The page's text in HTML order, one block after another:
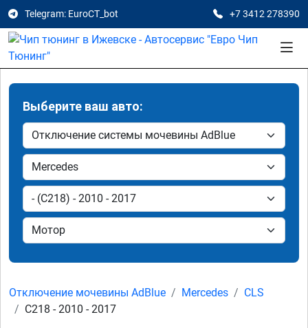
Telegram: EuroCT_bot +7 3412 278390
Выберите ваш авто:
Отключение мочевины AdBlue Mercedes
CLS
C218 - 2010 - 2017